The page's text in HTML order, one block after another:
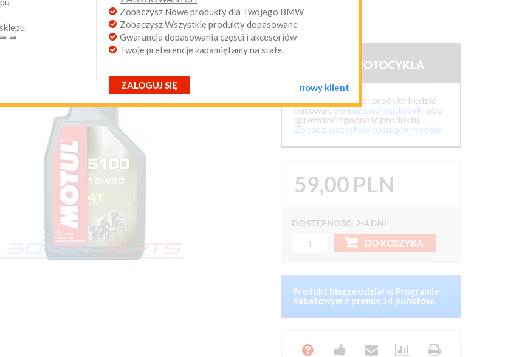
⇒ ⇒
Zobaczysz Nowe produkty dla Twojego BMW
Zobaczysz Wszystkie produkty dopasowane
Gwarancja dopasowania części i akcesoriów
Twoje preferencje zapamiętamy na stałe.
ZALOGUJ SIĘ nowy klient
przypomnij mi hasło nowy klient
MOTUL 5100 15W50 1L 
BRAK MOTOCYKLA
Nie wiemy czy ten produkt będzie
pasował.Wskaż swój motocykl aby
sprawdzić zgodność produktu.
Zobacz wszystkie pasujące modele
BMW R100R MYSTIC
BMW R100RS 1976+
BMW R100RS 1986+
BMW R1200ST
BMW R45
BMW R60/6
BMW R60/7
59,00 PLN
DOSTĘPNOŚĆ: 2-4 DNI
Produkt bierze udział w Programie
Rabatowym z premią 14 punktów.
    